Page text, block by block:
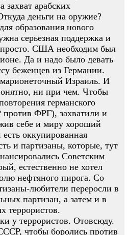
захват арабских
деньги на оружие?
образования нового
серьезная поддержка и
США необходим был
Да и надо было девать
беженцев из Германии.
Израиль. И
ни при чем. Чтобы
германского
против ФРГ), захватили и
себе и миру хороший
оккупированная
и партизаны, которые, тут
Советским
естественно не хотел
нефтяного пирога. Со
любители переросли в
партизан, а затем и в
террористов.
у террористов. Отовсюду.
чтобы боролись против